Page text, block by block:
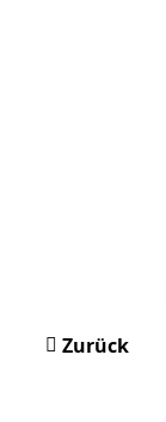
Zurück